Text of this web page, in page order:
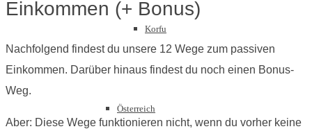
Korfu
Österreich
Einkommen (+ Bonus)
Nachfolgend findest du unsere 12 Wege zum passiven
Einkommen. Darüber hinaus findest du noch einen Bonus-
Weg.
Aber: Diese Wege funktionieren nicht, wenn du vorher keine